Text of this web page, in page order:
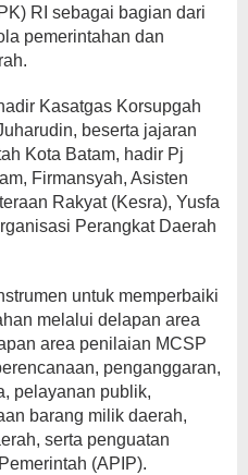
RI sebagai bagian dari
pemerintahan dan
Kasatgas Korsupgah
beserta jajaran
Kota Batam, hadir Pj
Firmansyah, Asisten
Rakyat (Kesra), Yusfa
Perangkat Daerah
untuk memperbaiki
melalui delapan area
area penilaian MCSP
penganggaran,
pelayanan publik,
barang milik daerah,
serta penguatan
(APIP).